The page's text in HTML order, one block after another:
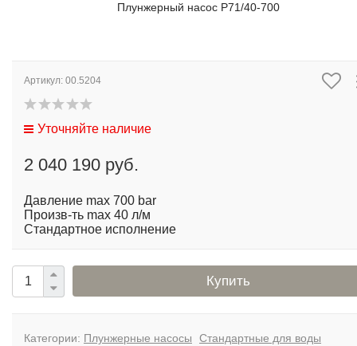
Плунжерный насос P71/40-700
Артикул: 00.5204
Уточняйте наличие
2 040 190 руб.
Давление max 700 bar
Произв-ть max 40 л/м
Стандартное исполнение
Купить
Категории: Плунжерные насосы
Стандартные для воды